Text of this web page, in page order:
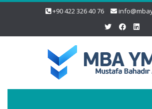
+90 422 326 40 76